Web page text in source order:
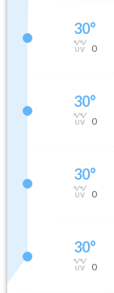
30°
0
30°
0
30°
0
30°
0